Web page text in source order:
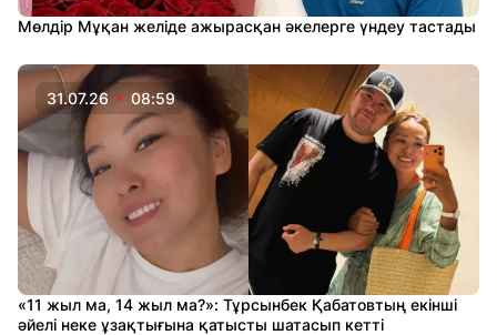
Мөлдір Мұқан желіде ажырасқан әкелерге үндеу тастады
31.07.26 08:59
«11 жыл ма, 14 жыл ма?»: Тұрсынбек Қабатовтың екінші
әйелі неке ұзақтығына қатысты шатасып кетті